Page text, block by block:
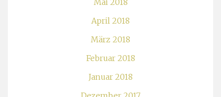
Mai 2018
April 2018
März 2018
Februar 2018
Januar 2018